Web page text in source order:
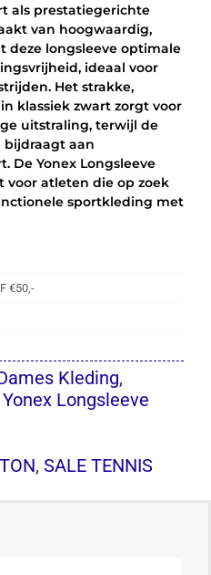
als prestatiegerichte
van hoogwaardig,
deze longsleeve optimale
ideaal voor
Het strakke,
klassiek zwart zorgt voor
uitstraling, terwijl de
aan
De Yonex Longsleeve
voor atleten die op zoek
sportkleding met
€50,-
Kleding,
Yonex Longsleeve
, SALE TENNIS